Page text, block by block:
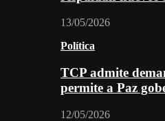
13/05/2026
Política
TCP admite
permite a Paz
12/05/2026